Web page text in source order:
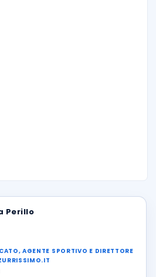
Perillo
AGENTE SPORTIVO E DIRETTORE